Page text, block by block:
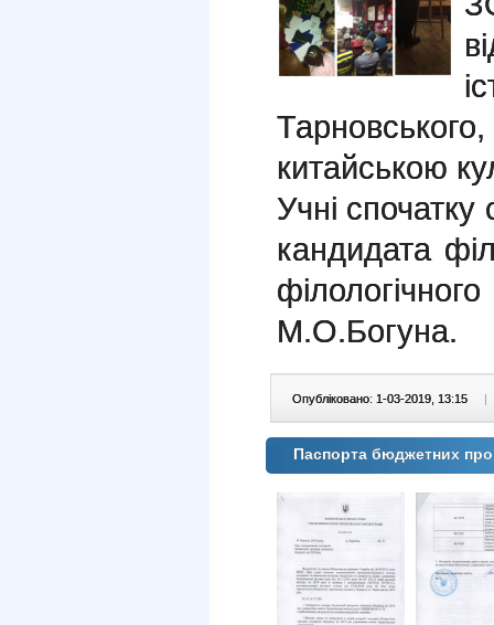
китайською
Учні спочатку
кандидата
М.О.Богуна.
Опубліковано: 1-03-2019, 13:15 |
Паспорта бюджетних